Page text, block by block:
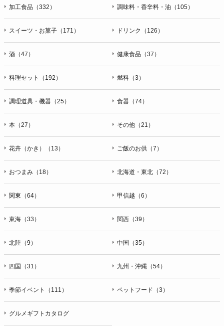
加工食品（332） 調味料・香辛料・油（105）
スイーツ・お菓子（171） ドリンク（126）
酒（47） 健康食品（37）
料理セット（192） 燃料（3）
調理道具・機器（25） 食器（74）
本（27） その他（21）
花卉（かき）（13） ご飯のお供（7）
おつまみ（18） 北海道・東北（72）
関東（64） 甲信越（6）
東海（33） 関西（39）
北陸（9） 中国（35）
四国（31） 九州・沖縄（54）
季節イベント（111） ペットフード（3）
グルメギフトカタログ